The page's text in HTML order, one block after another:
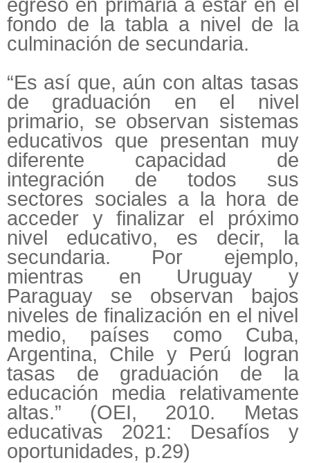
egreso en primaria a estar en el
fondo de la tabla a nivel de la
culminación de secundaria.
“Es así que, aún con altas tasas
de graduación en el nivel
primario, se observan sistemas
educativos que presentan muy
diferente capacidad de
integración de todos sus
sectores sociales a la hora de
acceder y finalizar el próximo
nivel educativo, es decir, la
secundaria. Por ejemplo,
mientras en Uruguay y
Paraguay se observan bajos
niveles de finalización en el nivel
medio, países como Cuba,
Argentina, Chile y Perú logran
tasas de graduación de la
educación media relativamente
altas.” (OEI, 2010. Metas
educativas 2021: Desafíos y
oportunidades, p.29)